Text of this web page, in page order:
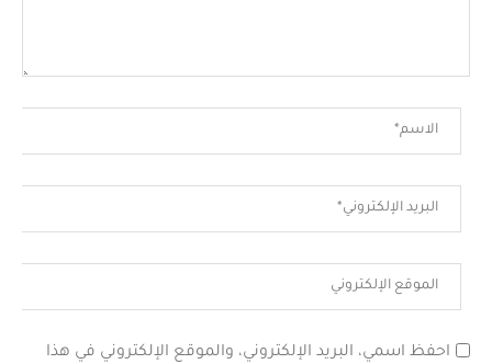
احفظ اسمي، البريد الإلكتروني، والموقع الإلكتروني في هذا